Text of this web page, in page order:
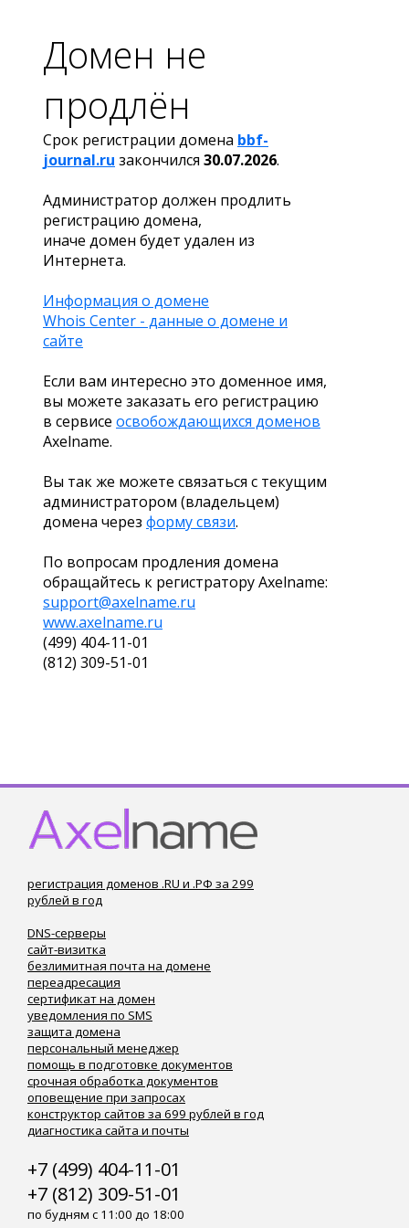
Домен не
продлён
Срок регистрации домена bbf-
journal.ru закончился 30.07.2026.
Администратор должен продлить
регистрацию домена,
иначе домен будет удален из
Интернета.
Информация о домене
Whois Center - данные о домене и
сайте
Если вам интересно это доменное имя,
вы можете заказать его регистрацию
в сервисе освобождающихся доменов
Axelname.
Вы так же можете связаться с текущим
администратором (владельцем)
домена через форму связи.
По вопросам продления домена
обращайтесь к регистратору Axelname:
support@axelname.ru
www.axelname.ru
(499) 404-11-01
(812) 309-51-01
регистрация доменов .RU и .РФ за 299
рублей в год
DNS-серверы
сайт-визитка
безлимитная почта на домене
переадресация
сертификат на домен
уведомления по SMS
защита домена
персональный менеджер
помощь в подготовке документов
срочная обработка документов
оповещение при запросах
конструктор сайтов за 699 рублей в год
диагностика сайта и почты
+7 (499) 404-11-01
+7 (812) 309-51-01
по будням с 11:00 до 18:00